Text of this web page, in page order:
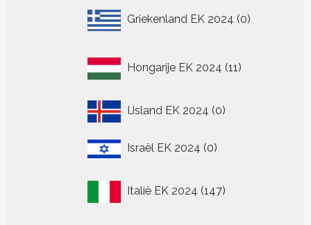
Griekenland EK 2024 0
producten
Hongarije EK 2024 11
producten
IJsland EK 2024 00
Israël EK 2024 00
Italië EK 2024 147
producten